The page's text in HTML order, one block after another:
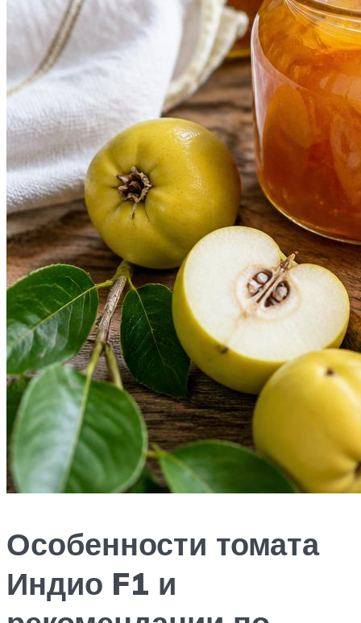
Особенности томата
Индио F1 и